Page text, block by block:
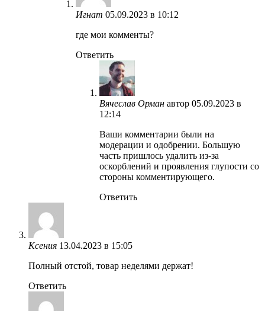
Игнат 05.09.2023 в 10:12
где мои комменты?
Ответить
Вячеслав Орман автор 05.09.2023 в
12:14
Ваши комментарии были на
модерации и одобрении. Большую
часть пришлось удалить из-за
оскорблений и проявления глупости со
стороны комментирующего.
Ответить
Ксения 13.04.2023 в 15:05
Полный отстой, товар неделями держат!
Ответить